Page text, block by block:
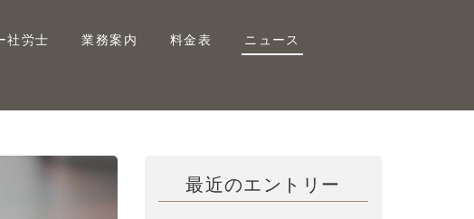
社労士 業務案内 料金表
ニュース
最近のエントリー